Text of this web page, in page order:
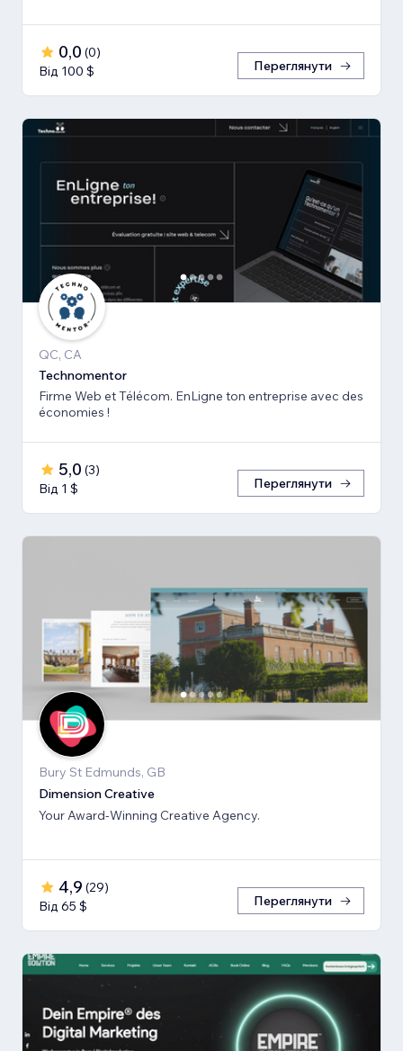
0,0 (0)
Від 100 $
Переглянути
QC, CA
Technomentor
Firme Web et Télécom. EnLigne ton entreprise avec des
économies !
5,0 (3)
Від 1 $
Переглянути
Bury St Edmunds, GB
Dimension Creative
Your Award-Winning Creative Agency.
4,9 (29)
Від 65 $
Переглянути